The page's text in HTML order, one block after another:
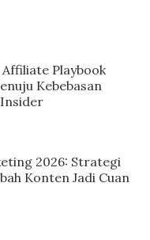
Playbook
Kebebasan
Insider
2026: Strategi
Konten Jadi Cuan